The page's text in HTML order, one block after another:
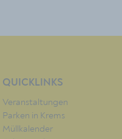
QUICKLINKS
Veranstaltungen
Parken in Krems
Müllkalender